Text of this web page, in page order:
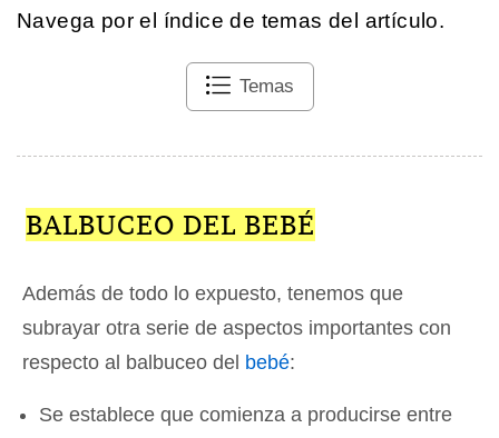
Navega por el índice de temas del artículo.
Temas
BALBUCEO DEL BEBÉ
Además de todo lo expuesto, tenemos que
subrayar otra serie de aspectos importantes con
respecto al balbuceo del bebé:
Se establece que comienza a producirse entre